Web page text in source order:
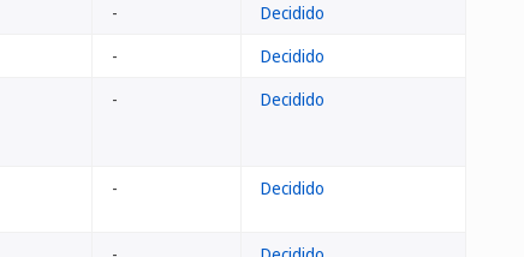
-
Decidido
-
Decidido
- Decidido
- Decidido